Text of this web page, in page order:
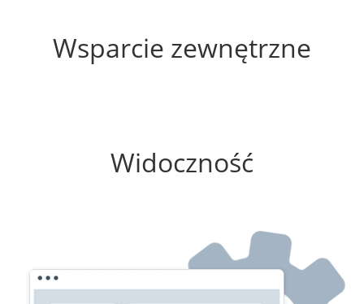
Wsparcie zewnętrzne
Widoczność